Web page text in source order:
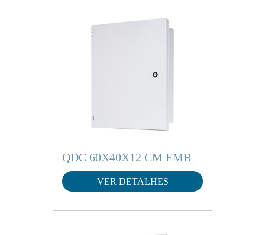
QDC 60X40X12 CM EMB
VER DETALHES